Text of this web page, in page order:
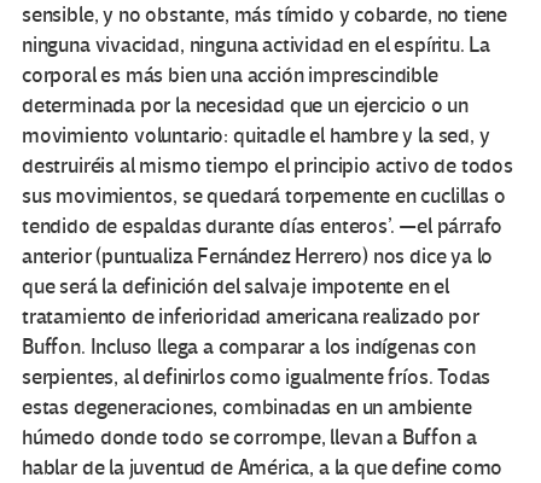
sensible, y no obstante, más tímido y cobarde, no tiene
ninguna vivacidad, ninguna actividad en el espíritu. La
corporal es más bien una acción imprescindible
determinada por la necesidad que un ejercicio o un
movimiento voluntario: quitadle el hambre y la sed, y
destruiréis al mismo tiempo el principio activo de todos
sus movimientos, se quedará torpemente en cuclillas o
tendido de espaldas durante días enteros’. —el párrafo
anterior (puntualiza Fernández Herrero) nos dice ya lo
que será la definición del salvaje impotente en el
tratamiento de inferioridad americana realizado por
Buffon. Incluso llega a comparar a los indígenas con
serpientes, al definirlos como igualmente fríos. Todas
estas degeneraciones, combinadas en un ambiente
húmedo donde todo se corrompe, llevan a Buffon a
hablar de la juventud de América, a la que define como